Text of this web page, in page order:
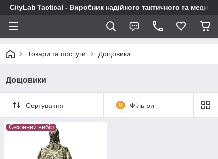
CityLab Tactical - Виробник надійного тактичного та
Товари та послуги Дощовики
Дощовики
Сортування 0 Фільтри
Сезонний вибір